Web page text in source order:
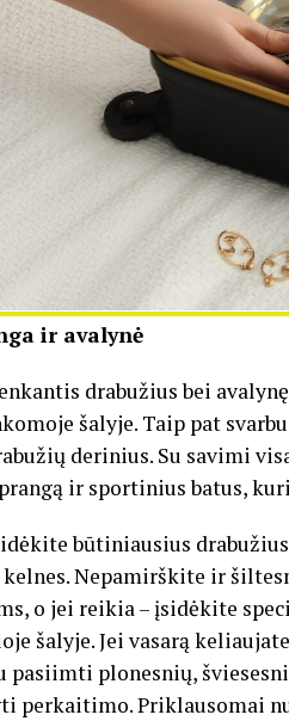
ir avalynė
drabužius bei
šalyje. Taip pat
derinius. Su savimi
ir sportinius batus,
būtiniausius
Nepamirškite ir
o jei reikia – įsidėkite
šalyje. Jei vasarą
pasiimti plonesnių,
perkaitimo. Priklausomai